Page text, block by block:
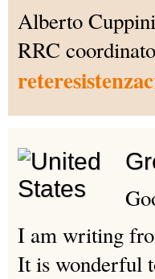
Alberto Cuppini
RRC
I am writing
It is wonderful